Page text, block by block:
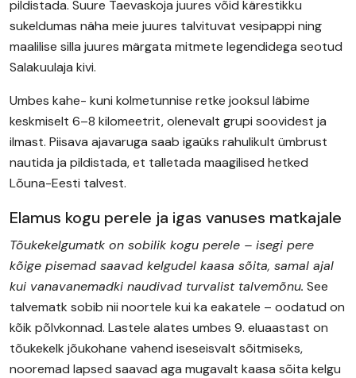
pildistada. Suure Taevaskoja juures võid kärestikku
sukeldumas näha meie juures talvituvat vesipappi ning
maalilise silla juures märgata mitmete legendidega seotud
Salakuulaja kivi.
Umbes kahe- kuni kolmetunnise retke jooksul läbime
keskmiselt 6–8 kilomeetrit, olenevalt grupi soovidest ja
ilmast. Piisava ajavaruga saab igaüks rahulikult ümbrust
nautida ja pildistada, et talletada maagilised hetked
Lõuna-Eesti talvest.
Elamus kogu perele ja igas vanuses matkajale
Tõukekelgumatk on sobilik kogu perele – isegi pere
kõige pisemad saavad kelgudel kaasa sõita, samal ajal
kui vanavanemadki naudivad turvalist talvemõnu. See
talvematk sobib nii noortele kui ka eakatele – oodatud on
kõik põlvkonnad. Lastele alates umbes 9. eluaastast on
tõukekelk jõukohane vahend iseseisvalt sõitmiseks,
nooremad lapsed saavad aga mugavalt kaasa sõita kelgu